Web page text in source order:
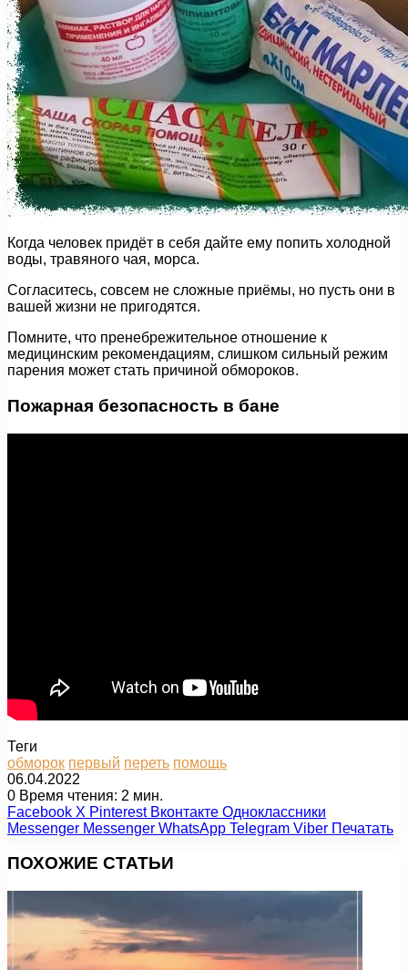
Когда человек придёт в себя дайте ему попить холодной
воды, травяного чая, морса.
Согласитесь, совсем не сложные приёмы, но пусть они в
вашей жизни не пригодятся.
Помните, что пренебрежительное отношение к
медицинским рекомендациям, слишком сильный режим
парения может стать причиной обмороков.
Пожарная безопасность в бане
Теги
обморок первый переть помощь
06.04.2022
0 Время чтения: 2 мин.
Facebook X Pinterest Вконтакте Одноклассники
Messenger Messenger WhatsApp Telegram Viber Печатать
ПОХОЖИЕ СТАТЬИ